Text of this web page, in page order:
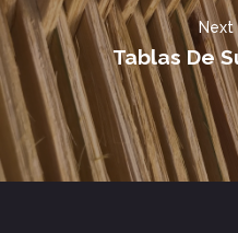
Next
Tablas De